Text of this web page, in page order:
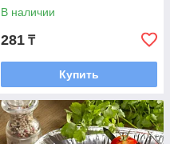
В наличии
281 ₸
Купить